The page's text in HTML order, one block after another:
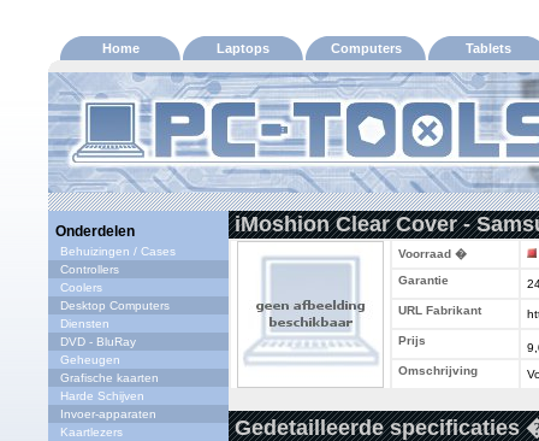
Home Laptops Computers Tablets
Onderdelen
Behuizingen / Cases
Controllers
Coolers
Desktop Computers
Diensten
DVD - BluRay
Geheugen
Grafische kaarten
Harde Schijven
Invoer-apparaten
Kaartlezers
iMoshion Clear Cover -
Voorraad �
Garantie
URL Fabrikant
Prijs
Omschrijving
Gedetailleerde specificaties